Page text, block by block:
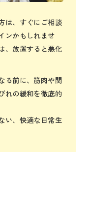
は、すぐにご相談
ンかもしれませ
、放置すると悪化
る前に、筋肉や関
れの緩和を徹底的
い、快適な日常生